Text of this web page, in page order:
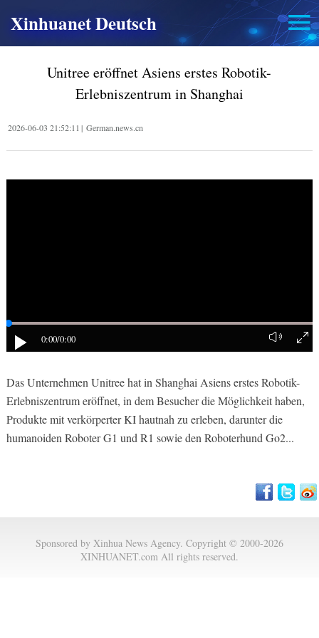
Xinhuanet Deutsch
Unitree eröffnet Asiens erstes Robotik-
Erlebniszentrum in Shanghai
2026-06-03 21:52:11 | German.news.cn
0:00/0:00
Das Unternehmen Unitree hat in Shanghai Asiens erstes Robotik-
Erlebniszentrum eröffnet, in dem Besucher die Möglichkeit haben,
Produkte mit verkörperter KI hautnah zu erleben, darunter die
humanoiden Roboter G1 und R1 sowie den Roboterhund Go2...
Sponsored by Xinhua News Agency. Copyright © 2000-2026
XINHUANET.com All rights reserved.